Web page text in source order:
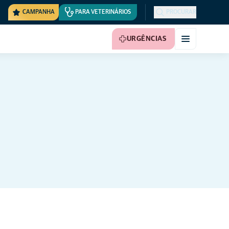
CAMPANHA PARA VETERINÁRIOS PROCURAR
URGÊNCIAS